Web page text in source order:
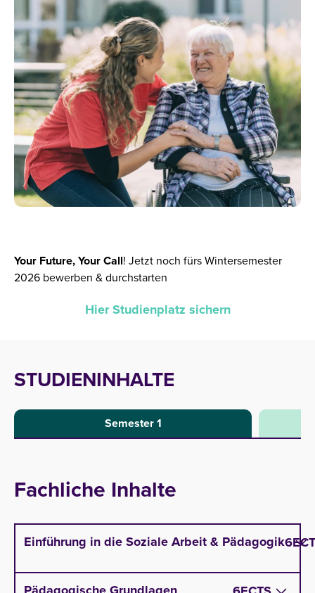
Your Future, Your Call! Jetzt noch fürs Wintersemester
2026 bewerben & durchstarten
Hier Studienplatz sichern
STUDIENINHALTE
Semester 1
Fachliche Inhalte
Einführung in die Soziale Arbeit & Pädagogik6
Geschichte der Sozialen Arbeit und Pädagogik: